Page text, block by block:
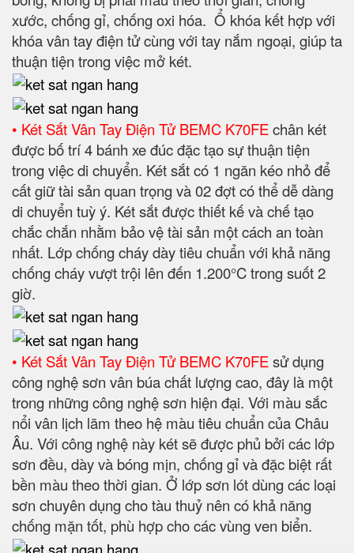
xước, chống gỉ, chống oxi hóa. Ổ khóa kết hợp với
khóa vân tay điện tử cùng với tay nắm ngoại, giúp ta
thuận tiện trong việc mở két.
• Két Sắt Vân Tay Điện Tử BEMC K70FEchân két
được bố trí 4 bánh xe đúc đặc tạo sự thuận tiện
trong việc di chuyển. Két sắt có 1 ngăn kéo nhỏ để
cất giữ tài sản quan trọng và 02 đợt có thể dễ dàng
di chuyển tuỳ ý. Két sắt được thiết kế và chế tạo
chắc chắn nhằm bảo vệ tài sản một cách an toàn
nhất. Lớp chống cháy dày tiêu chuẩn với khả năng
chống cháy vượt trội lên đến 1.200°C trong suốt 2
giờ.
• Két Sắt Vân Tay Điện Tử BEMC K70FEsử dụng
công nghệ sơn vân búa chất lượng cao, đây là một
trong những công nghệ sơn hiện đại. Với màu sắc
nổi vân lịch lãm theo hệ màu tiêu chuẩn của Châu
Âu. Với công nghệ này két sẽ được phủ bởi các lớp
sơn đều, dày và bóng mịn, chống gỉ và đặc biệt rất
bền màu theo thời gian. Ở lớp sơn lót dùng các loại
sơn chuyên dụng cho tàu thuỷ nên có khả năng
chống mặn tốt, phù hợp cho các vùng ven biển.